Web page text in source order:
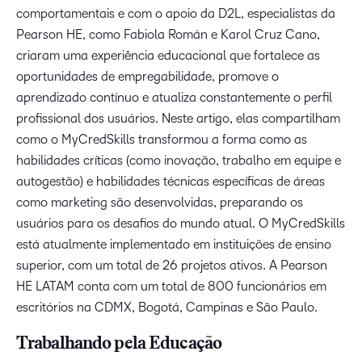
comportamentais e com o apoio da D2L, especialistas da
Pearson HE, como Fabiola Román e Karol Cruz Cano,
criaram uma experiência educacional que fortalece as
oportunidades de empregabilidade, promove o
aprendizado contínuo e atualiza constantemente o perfil
profissional dos usuários. Neste artigo, elas compartilham
como o MyCredSkills transformou a forma como as
habilidades críticas (como inovação, trabalho em equipe e
autogestão) e habilidades técnicas específicas de áreas
como marketing são desenvolvidas, preparando os
usuários para os desafios do mundo atual. O MyCredSkills
está atualmente implementado em instituições de ensino
superior, com um total de 26 projetos ativos. A Pearson
HE LATAM conta com um total de 800 funcionários em
escritórios na CDMX, Bogotá, Campinas e São Paulo.
Trabalhando pela Educação